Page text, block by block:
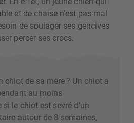
et de chaise n’est pas mal
de soulager ses gencives
percer ses crocs.
chiot de sa mère? Un chiot a
au moins
si le chiot est sevré d’un
autour de 8 semaines,